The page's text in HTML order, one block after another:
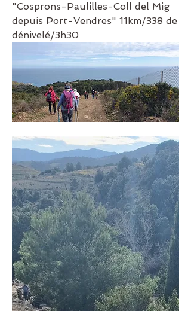
"Cosprons-Paulilles-Coll del Mig
depuis Port-Vendres" 11km/338 de
dénivelé/3h30